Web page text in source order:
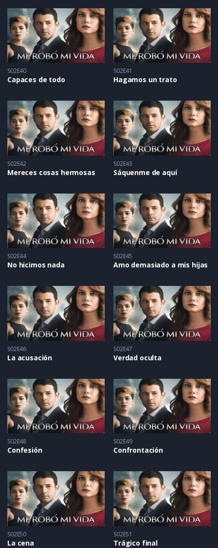
S02E40
Capaces de todo
S02E41
Hagamos un trato
S02E42
Mereces cosas hermosas
S02E43
Sáquenme de aquí
S02E44
No hicimos nada
S02E45
Amo demasiado a mis hijas
S02E46
La acusación
S02E47
Verdad oculta
S02E48
Confesión
S02E49
Confrontación
S02E50
La cena
S02E51
Trágico final